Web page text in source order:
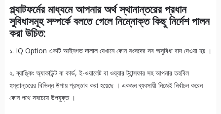
প্ল্যাটফর্মের মাধ্যমে আপনার অর্থ স্থানান্তরের প্রধান
সুবিধাসমূহ সম্পর্কে বলতে গেলে নিম্নোক্ত কিছু নির্দেশ পালন
করা উচিত:
১. IQ Option একটি আইনগত দালাল যেখানে কোন সংসদের সব অসুবিধা বাদ দেওয়া হয় ।
২. ব্যাঙ্কিং অ্যাকাউন্ট বা কার্ড, ই-ওয়ালেট বা ওয়্যার ট্রান্সফার সহ আপনার তহবিল
হস্তান্তরের বিভিন্ন উপায় প্রস্তাব করা হয়েছে । একজন ব্যবসায়ী নিজেই নির্বাচন করেন
কোন পথে সবচেয়ে উপযুক্ত ।